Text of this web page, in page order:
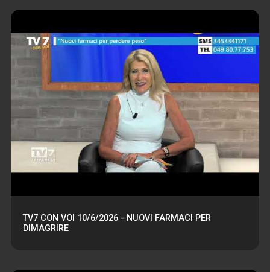
TV7 CON VOI 10/6/2026 - NUOVI FARMACI PER
DIMAGRIRE